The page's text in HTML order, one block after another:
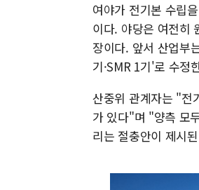
여야가 전기본 수립
이다. 야당은 여전히
장이다. 앞서 산업부
기·SMR 1기'로 수정
산중위 관계자는 "전
가 있다"며 "양측 모
리는 절충안이 제시